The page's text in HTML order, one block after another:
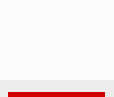
UdeG convierte residuos de